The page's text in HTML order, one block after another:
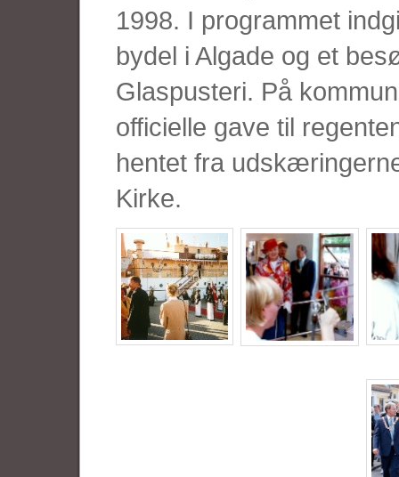
1998. I programmet
bydel i Algade og et
Glaspusteri. På
officielle gave til
hentet fra
Kirke.